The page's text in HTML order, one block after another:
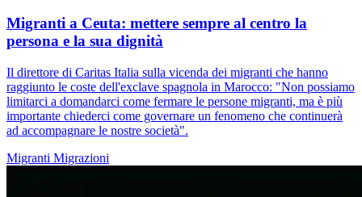
Migranti a Ceuta: mettere sempre al centro la
persona e la sua dignità
Il direttore di Caritas Italia sulla vicenda dei migranti che hanno
raggiunto le coste dell'exclave spagnola in Marocco: "Non possiamo
limitarci a domandarci come fermare le persone migranti, ma è più
importante chiederci come governare un fenomeno che continuerà
ad accompagnare le nostre società".
Migranti Migrazioni